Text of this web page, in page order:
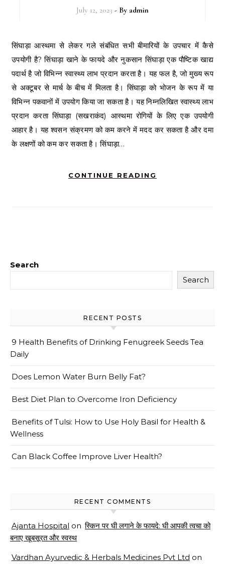
July 12, 2023 - By admin
सिंघाड़ा आस्थमा से लेकर गले संबंधित सभी बीमारियों के उपचार में कैसे
उपयोगी है? सिंघाड़ा खाने के फायदे और नुकसान सिंघाड़ा एक पौष्टिक खाद्य
पदार्थ है जो विभिन्न स्वास्थ्य लाभ प्रदान करता है। यह फल है, जो मुख्य रूप
से अक्टूबर से मार्च के बीच में मिलता है। सिंघाड़ा को भोजन के रूप में या
विभिन्न पकवानों में उपयोग किया जा सकता है। यह निम्नलिखित स्वास्थ्य लाभ
प्रदान करता सिंघाड़ा (सखराकंद) आस्थमा रोगियों के लिए एक उपयोगी
आहार है। यह श्वसन संक्रमण को कम करने में मदद कर सकता है और दमा
के लक्षणों को कम कर सकता है। सिंघाड़ा…
CONTINUE READING
Search
Search
RECENT POSTS
9 Health Benefits of Drinking Fenugreek Seeds Tea
Daily
Does Lemon Water Burn Belly Fat?
Best Diet Plan to Overcome Iron Deficiency
Benefits of Tulsi: How to Use Holy Basil for Health &
Wellness
Can Black Coffee Improve Liver Health?
RECENT COMMENTS
Ajanta Hospital on स्किन पर घी लगाने के फायदे: घी आपकी त्वचा को
बनाए खूबसूरत और स्वस्थ
Vardhan Ayurvedic & Herbals Medicines Pvt Ltd on